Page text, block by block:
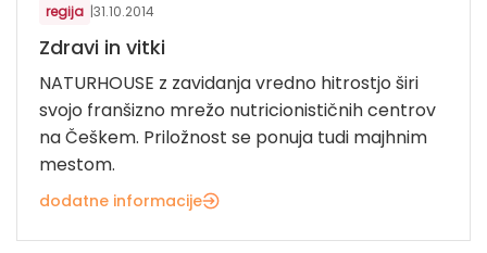
regija |31.10.2014
Zdravi in vitki
NATURHOUSE z zavidanja vredno hitrostjo širi
svojo franšizno mrežo nutricionističnih centrov
na Češkem. Priložnost se ponuja tudi majhnim
mestom.
dodatne informacije